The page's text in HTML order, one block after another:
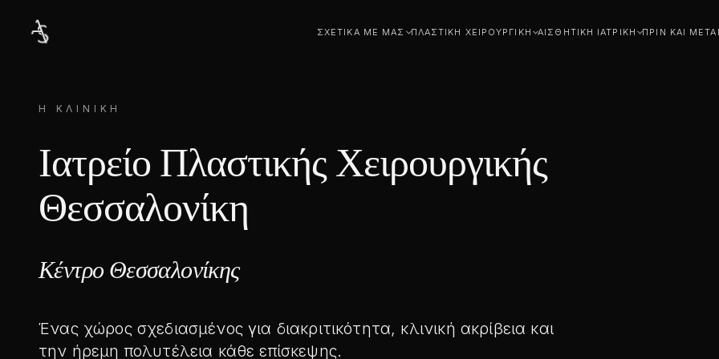
περιεχόμενο
ΣΧΕΤΙΚΆ ΜΕ ΜΑΣ ΠΛΑΣΤΙΚΉ ΧΕΙΡΟΥΡΓΙΚΉ ΑΙΣΘΗΤΙΚΉ ΙΑΤΡΙΚΉ ΠΡΙΝ ΚΑΙ ΜΕΤΆ
Η ΚΛΙΝΙΚΉ
Ιατρείο Πλαστικής Χειρουργικής
Θεσσαλονίκη
Κέντρο Θεσσαλονίκης
Ένας χώρος σχεδιασμένος για διακριτικότητα, κλινική ακρίβεια και
την ήρεμη πολυτέλεια κάθε επίσκεψης.